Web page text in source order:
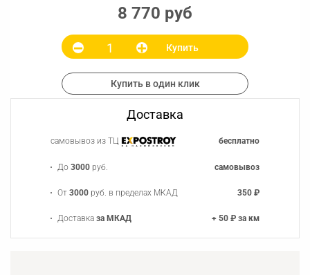
8 770 руб
Купить
Купить в один клик
Доставка
самовывоз из ТЦ бесплатно
До3000 руб. самовывоз
От3000 руб. в пределах МКАД 350 ₽
Доставказа МКАД + 50 ₽ за км